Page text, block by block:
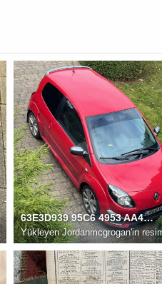
63E3D939 95C6 4953 AA4C 6BB265D5D2A7
YükleyenJordanmcgrogan'in